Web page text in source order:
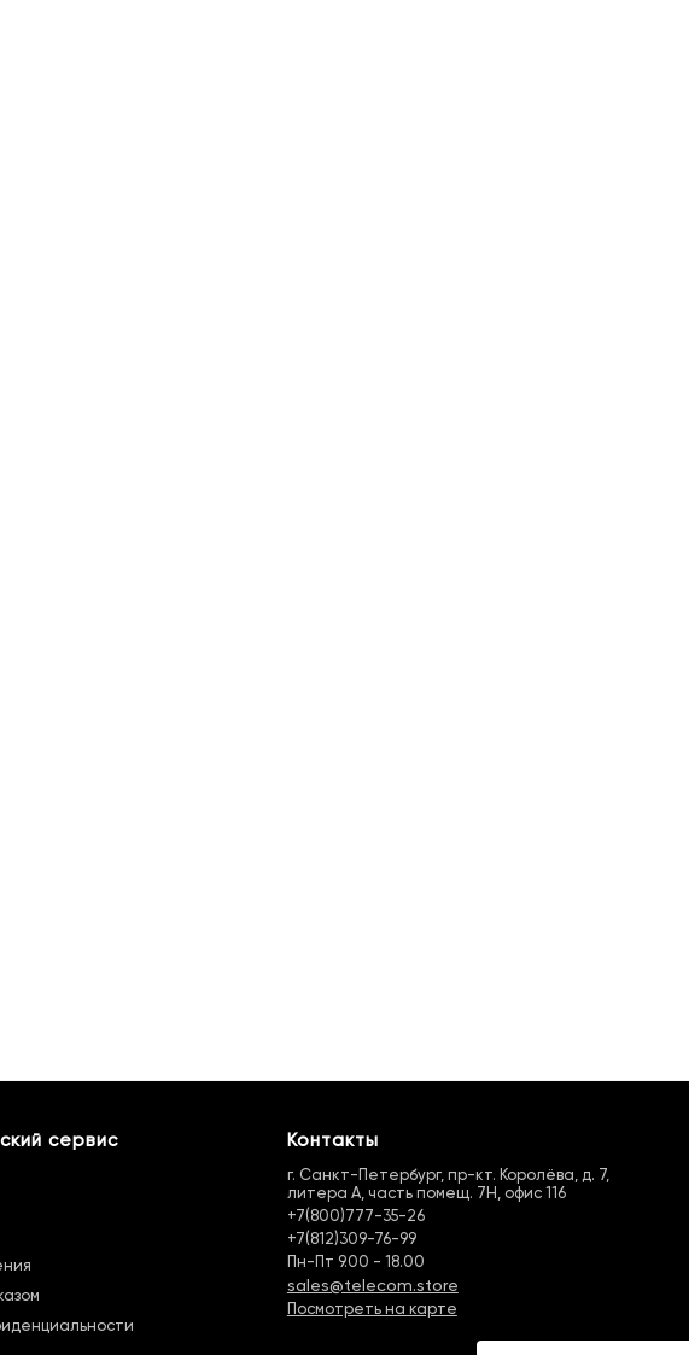
сервис Контакты
г. Санкт-Петербург, пр-кт. Королёва, д. 7,
литера А, часть помещ. 7Н, офис 116
+7(800)777-35-26
+7(812)309-76-99
Пн-Пт 9.00 - 18.00
sales@telecom.store
Посмотреть на карте